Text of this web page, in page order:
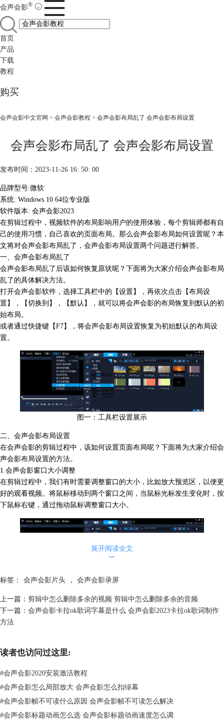
会声会影®
首页
产品
下载
教程
购买
会声会影中文官网 > 会声会影教程 > 会声会影布局乱了 会声会影布局设置
会声会影布局乱了 会声会影布局设置
发布时间：2023-11-26 16: 50: 00
品牌型号:微软
系统: Windows 10 64位专业版
软件版本: 会声会影2023
在剪辑过程中，视频软件的布局影响用户的使用体验，每个剪辑师都有自
己的使用习惯，自己喜欢的页面布局。那么会声会影布局如何设置呢？本
文将对会声会影布局乱了，会声会影布局设置两个问题进行解答。
一、会声会影布局乱了
会声会影布局乱了后该如何恢复原状呢？下面将为大家介绍会声会影布局
乱了的具体解决方法。
打开会声会影软件，选择工具栏中的【设置】，再依次点击【布局设
置】，【切换到】，【默认】，就可以将会声会影的布局恢复到默认的初
始布局。
或者通过快捷键【F7】，将会声会影布局设置恢复为初始默认的布局设
置。
图一：工具栏设置展示
二、会声会影布局设置
在会声会影的剪辑过程中，该如何设置页面布局呢？下面将为大家介绍会
声会影布局设置的方法。
1.会声会影窗口大小调整
在剪辑过程中，我们有时需要调整窗口的大小，比如放大预览区，以便更
好的观看视频。将鼠标移动到两个窗口之间， 当鼠标光标发生变化时， 按
下鼠标右键，通过拖动鼠标调整窗口大小。
除此之外，还有一个调整会声会影预览区大小的方法
【扩大】，可以将预览区调整变大。
展开阅读全文
︾
标签： 会声会影片头 ， 会声会影录屏
上一篇： 剪辑中怎么删除多余的视频 剪辑中怎么删除多余的音频
下一篇： 会声会影卡拉ok歌词字幕是什么 会声会影2023卡拉ok歌词制作
方法
读者也访问过这里:
#会声会影2020安装激活教程
#会声会影怎么局部放大 会声会影怎么扣绿幕
#会声会影帧不可读什么原因 会声会影帧不可读怎么解决
#会声会影标题动画怎么选 会声会影标题动画速度怎么调